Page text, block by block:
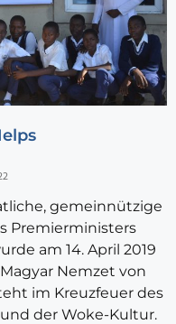
gemeinnützige
Premierministers
am 14. April 2019
Nemzet von
im Kreuzfeuer des
der Woke-Kultur.